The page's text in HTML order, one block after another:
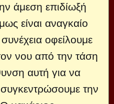
άμεση επιδίωξή
είναι αναγκαίο
οφείλουμε
νου από την τάση
αυτή για να
την